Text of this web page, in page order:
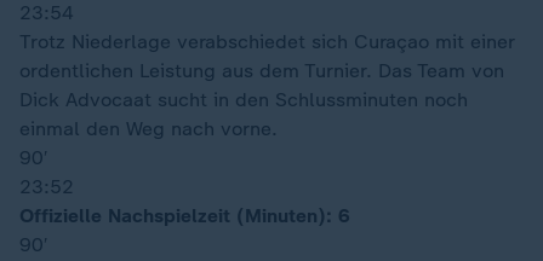
23:54
Trotz Niederlage verabschiedet sich Curaçao mit einer
ordentlichen Leistung aus dem Turnier. Das Team von
Dick Advocaat sucht in den Schlussminuten noch
einmal den Weg nach vorne.
90′
23:52
Offizielle Nachspielzeit (Minuten): 6
90′